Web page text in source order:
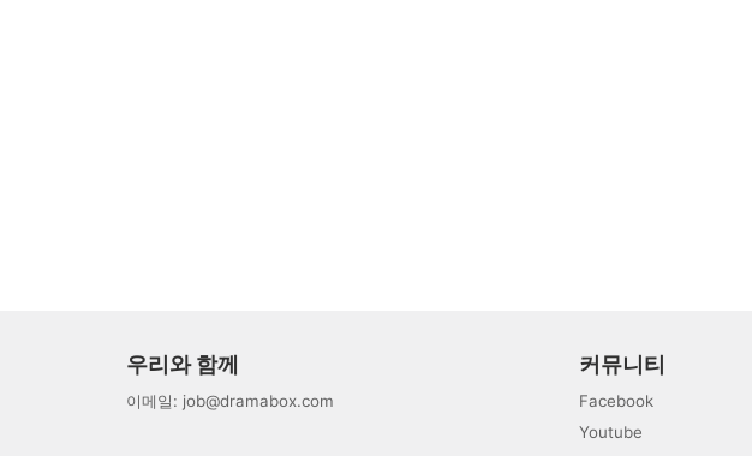
우리와 함께
이메일: job@dramabox.com
커뮤니티
Facebook
Youtube